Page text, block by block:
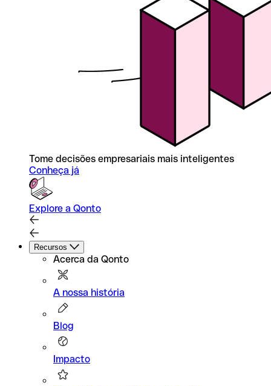
Tome decisões empresariais mais inteligentes
Conheça já
Explore a Qonto
Recursos
Acerca da Qonto
A nossa história
Blog
Impacto